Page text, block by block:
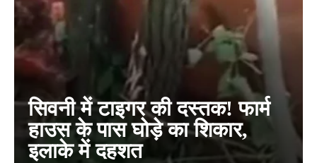
सिवनी में टाइगर की दस्तक! फार्म
हाउस के पास घोड़े का शिकार,
इलाके में दहशत